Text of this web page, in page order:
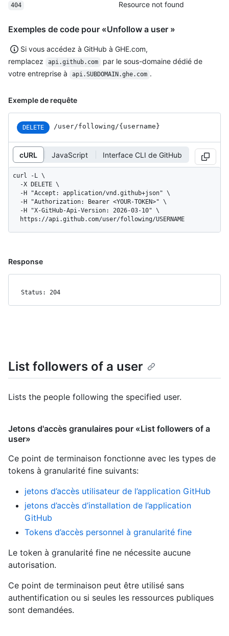
404 Resource not found
Exemples de code pour «Unfollow a user »
Si vous accédez à GitHub à GHE.com,
remplacez
api.github.com
par le sous-domaine dédié de
votre entreprise à
api.SUBDOMAIN.ghe.com .
Exemple de requête
DELETE /user/following/{username}
cURL JavaScript Interface CLI de GitHub
curl -L \
  https://api.github.com/user/following/USERNAME
Response
Status: 204
List followers of a user
Lists the people following the specified user.
Jetons d'accès granulaires pour «List followers of a
user»
Ce point de terminaison fonctionne avec les types de
tokens à granularité fine suivants:
jetons d’accès utilisateur de l’application GitHub
jetons d’accès d’installation de l’application
GitHub
Tokens d’accès personnel à granularité fine
Le token à granularité fine ne nécessite aucune
autorisation.
Ce point de terminaison peut être utilisé sans
authentification ou si seules les ressources publiques
sont demandées.